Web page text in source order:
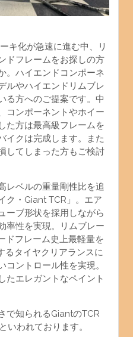
キ化が急速に進む中、リ
ドフレームをお探しの方
。ハイエンドコンポーネ
ルやハイエンドリムブレ
る方へのご提案です。中
コンポーネントやホイー
た方は最高級フレームを
イクは完成します。また
してしまった方もご検討
レベルの重量剛性比を追
ク・Giant TCR」。エア
ーブ形状を採用しながら
率性を実現。リムブレー
ドフレーム史上最軽量を
るタイヤクリアランスに
コントロール性を実現。
たエレガントなペイント
で知られるGiantのTCR
いわれております。